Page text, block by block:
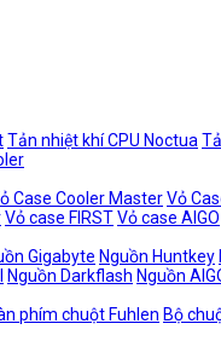
Tản nhiệt khí CPU Noctua
Case Cooler MasterVỏ
Vỏ case FIRSTVỏ case AIGO
Gigabyte Nguồn Huntkey
Nguồn Darkflash Nguồn
phím chuột Fuhlen Bộ